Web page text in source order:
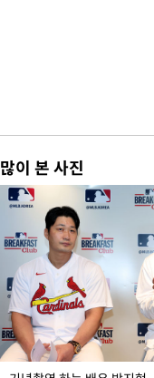
많이 본 사진